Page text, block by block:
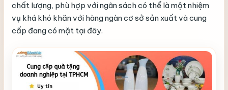
chất lượng, phù hợp với ngân sách có thể là một nhiệm
vụ khá khó khăn với hàng ngàn cơ sở sản xuất và cung
cấp đang có mặt tại đây.